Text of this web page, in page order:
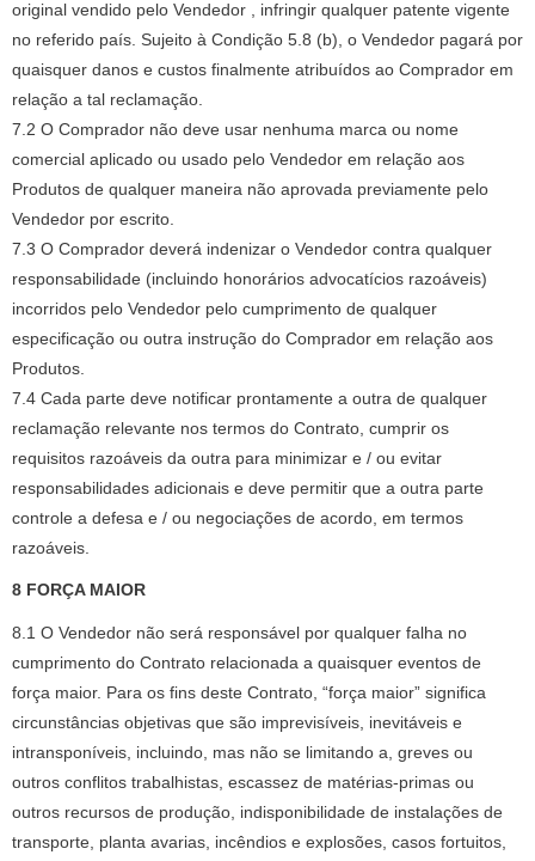
original vendido pelo Vendedor , infringir qualquer patente vigente
no referido país. Sujeito à Condição 5.8 (b), o Vendedor pagará por
quaisquer danos e custos finalmente atribuídos ao Comprador em
relação a tal reclamação.
7.2 O Comprador não deve usar nenhuma marca ou nome
comercial aplicado ou usado pelo Vendedor em relação aos
Produtos de qualquer maneira não aprovada previamente pelo
Vendedor por escrito.
7.3 O Comprador deverá indenizar o Vendedor contra qualquer
responsabilidade (incluindo honorários advocatícios razoáveis)
incorridos pelo Vendedor pelo cumprimento de qualquer
especificação ou outra instrução do Comprador em relação aos
Produtos.
7.4 Cada parte deve notificar prontamente a outra de qualquer
reclamação relevante nos termos do Contrato, cumprir os
requisitos razoáveis ​​da outra para minimizar e / ou evitar
responsabilidades adicionais e deve permitir que a outra parte
controle a defesa e / ou negociações de acordo, em termos
razoáveis.
8 FORÇA MAIOR
8.1 O Vendedor não será responsável por qualquer falha no
cumprimento do Contrato relacionada a quaisquer eventos de
força maior. Para os fins deste Contrato, “força maior” significa
circunstâncias objetivas que são imprevisíveis, inevitáveis ​​e
intransponíveis, incluindo, mas não se limitando a, greves ou
outros conflitos trabalhistas, escassez de matérias-primas ou
outros recursos de produção, indisponibilidade de instalações de
transporte, planta avarias, incêndios e explosões, casos fortuitos,